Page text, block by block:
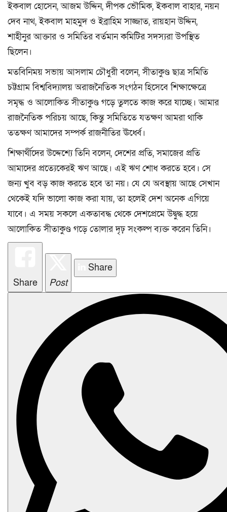
ইকবাল হোসেন, আজম উদ্দিন, দীপক ভৌমিক, ইকবাল বাহার, নয়ন
দেব নাথ, ইকবাল মাহমুদ ও ইব্রাহিম সাজ্জাত, রায়হান উদ্দিন,
শাহীনুর আক্তার ও সমিতির বর্তমান কমিটির সদস্যরা উপস্থিত
ছিলেন।
মতবিনিময় সভায় আসলাম চৌধুরী বলেন, সীতাকুণ্ড ছাত্র সমিতি
চট্টগ্রাম বিশ্ববিদ্যালয় অরাজনৈতিক সংগঠন হিসেবে শিক্ষাক্ষেত্রে
সমৃদ্ধ ও আলোকিত সীতাকুণ্ড গড়ে তুলতে কাজ করে যাচ্ছে। আমার
রাজনৈতিক পরিচয় আছে, কিন্তু সমিতিতে যতক্ষণ আমরা থাকি
ততক্ষণ আমাদের সম্পর্ক রাজনীতির ঊর্ধ্বে।
শিক্ষার্থীদের উদ্দেশ্যে তিনি বলেন, দেশের প্রতি, সমাজের প্রতি
আমাদের প্রত্যেকেরই ঋণ আছে। এই ঋণ শোধ করতে হবে। সে
জন্য খুব বড় কাজ করতে হবে তা নয়। যে যে অবস্থায় আছে সেখান
থেকেই যদি ভালো কাজ করা যায়, তা হলেই দেশ অনেক এগিয়ে
যাবে। এ সময় সকলে একতাবদ্ধ থেকে দেশপ্রেমে উদ্বুদ্ধ হয়ে
আলোকিত সীতাকুণ্ড গড়ে তোলার দৃঢ় সংকল্প ব্যক্ত করেন তিনি।
Share Post
Share